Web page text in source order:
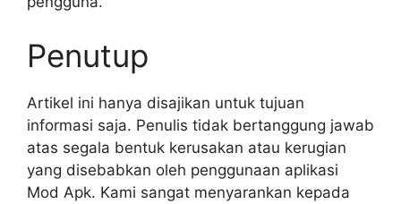
Penutup
Artikel ini hanya disajikan untuk tujuan
informasi saja. Penulis tidak bertanggung jawab
atas segala bentuk kerusakan atau kerugian
yang disebabkan oleh penggunaan aplikasi
Mod Apk. Kami sangat menyarankan kepada